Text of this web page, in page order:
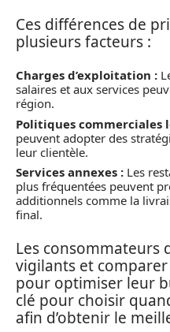
Ces différences de
plusieurs facteurs :
Charges d’exploitation :
salaires et aux services
région.
Politiques commerciales
peuvent adopter des
leur clientèle.
Services annexes : Les
plus fréquentées peuvent
additionnels comme la
final.
Les consommateurs
vigilants et
pour optimiser leur
clé pour choisir
afin d’obtenir le